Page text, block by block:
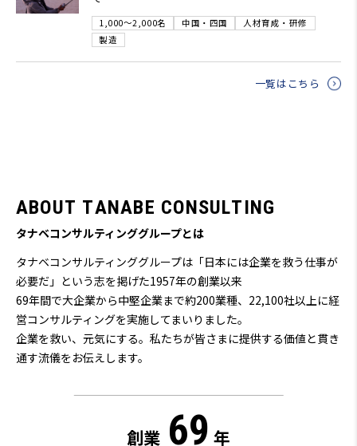
1,000～2,000名 中国・四国
人材育成・研修
製造
一覧はこちら
ABOUT TANABE CONSULTING
タナベコンサルティンググループとは
タナベコンサルティンググループは「日本には企業を救う仕事が
必要だ」という志を掲げた1957年の創業以来
69年間で大企業から中堅企業まで約200業種、22,100社以上に経
営コンサルティングを実施してまいりました。
企業を救い、元気にする。私たちが皆さまに提供する価値と貫き
通す流儀をお伝えします。
創業 69 年